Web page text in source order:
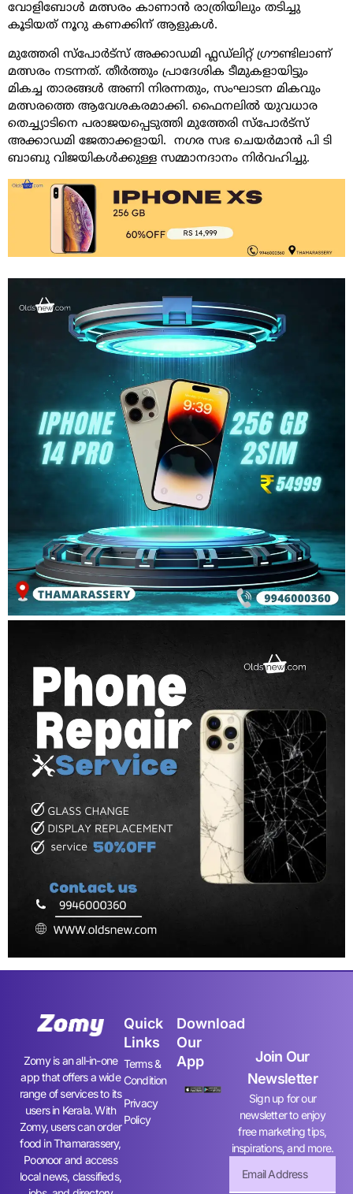
വോളിബോൾ മത്സരം കാണാൻ രാത്രിയിലും തടിച്ചു
കൂടിയത് നൂറു കണക്കിന് ആളുകൾ.
മുത്തേരി സ്പോർട്സ് അക്കാഡമി ഫ്ലഡ്ലിറ്റ് ഗ്രൗണ്ടിലാണ്
മത്സരം നടന്നത്. തീർത്തും പ്രാദേശിക ടീമുകളായിട്ടും
മികച്ച താരങ്ങൾ അണി നിരന്നതും, സംഘാടന മികവും
മത്സരത്തെ ആവേശകരമാക്കി. ഫൈനലിൽ യുവധാര
തെച്ച്യാടിനെ പരാജയപ്പെടുത്തി മുത്തേരി സ്പോർട്സ്
അക്കാഡമി ജേതാക്കളായി. നഗര സഭ ചെയർമാൻ പി ടി
ബാബു വിജയികൾക്കുള്ള സമ്മാനദാനം നിർവഹിച്ചു.
Zomy is an all-in-one
app that offers a wide
range of services to its
users in Kerala. With
Zomy, users can order
food in Thamarassery,
Poonoor and access
local news, classifieds,
Quick
Links
Terms &
Condition
Privacy
Policy
Download
Our
App
Join Our
Newsletter
Sign up for our
newsletter to enjoy
free marketing tips,
inspirations, and more.